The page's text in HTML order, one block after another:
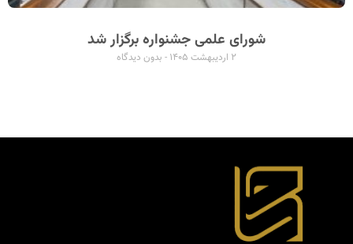
شورای علمی جشنواره برگزار شد
بدون دیدگاه